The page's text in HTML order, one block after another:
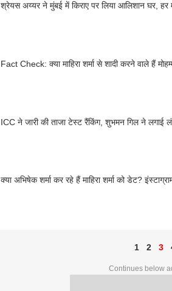
श्रेयस अय्यर ने मुंबई में किराए पर लिया आलिशान घर,
Fact Check: क्या माहिरा शर्मा से शादी करने वाले हैं
ICC ने जारी की ताजा टेस्ट रैंकिंग, शुभमन गिल ने लगाई
क्या अभिषेक शर्मा कर रहे हैं माहिरा शर्मा को डेट?
1 2 3
Continues below